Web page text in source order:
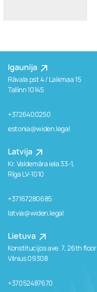
Igaunija
Rävala pst 4 / Laikmaa 15
Tallinn 10145
+3726400250
estonia@widen.legal
Latvija
Kr. Valdemāra iela 33-1,
Rīga LV-1010
+37167280685
latvia@widen.legal
Lietuva
Konstitucijos ave. 7, 26th floor
Vilnius 09308
+37052487670